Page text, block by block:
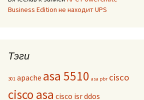
Business Edition не находит UPS
Тэги
301 apache asa 5510 asa pbr cisco
cisco asa cisco isrddos